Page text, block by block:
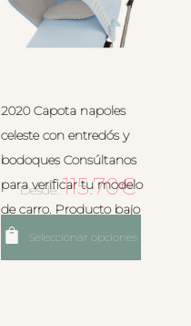
2020 Capota napoles
celeste con entredós y
bodoques Consúltanos
para verificar tu modelo
de carro. Producto bajo
pedido no se acepta
devolución.
Desde:115.70€
Seleccionar opciones